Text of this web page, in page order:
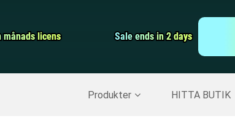
licens
licens Sale ends in 2 days
Sale ends in 2 days
Produkter HITTA BUTIK
Screen Recorder
IPhone Backup>>